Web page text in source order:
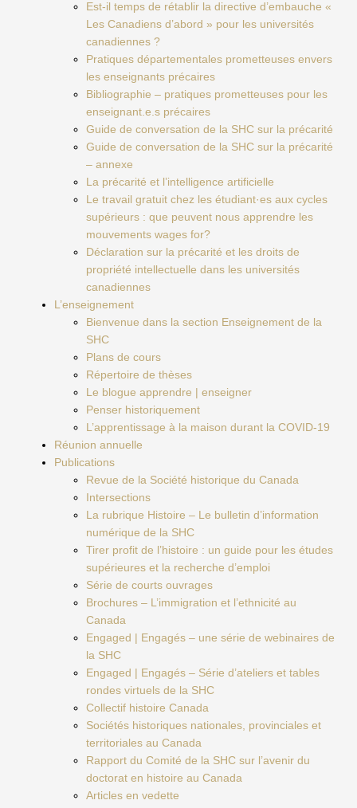
Est-il temps de rétablir la directive d’embauche «
Les Canadiens d’abord » pour les universités
canadiennes ?
Pratiques départementales prometteuses envers
les enseignants précaires
Bibliographie – pratiques prometteuses pour les
enseignant.e.s précaires
Guide de conversation de la SHC sur la précarité
Guide de conversation de la SHC sur la précarité
– annexe
La précarité et l’intelligence artificielle
Le travail gratuit chez les étudiant·es aux cycles
supérieurs : que peuvent nous apprendre les
mouvements wages for?
Déclaration sur la précarité et les droits de
propriété intellectuelle dans les universités
canadiennes
L’enseignement
Bienvenue dans la section Enseignement de la
SHC
Plans de cours
Répertoire de thèses
Le blogue apprendre | enseigner
Penser historiquement
L’apprentissage à la maison durant la COVID-19
Réunion annuelle
Publications
Revue de la Société historique du Canada
Intersections
La rubrique Histoire – Le bulletin d’information
numérique de la SHC
Tirer profit de l’histoire : un guide pour les études
supérieures et la recherche d’emploi
Série de courts ouvrages
Brochures – L’immigration et l’ethnicité au
Canada
Engaged | Engagés – une série de webinaires de
la SHC
Engaged | Engagés – Série d’ateliers et tables
rondes virtuels de la SHC
Collectif histoire Canada
Sociétés historiques nationales, provinciales et
territoriales au Canada
Rapport du Comité de la SHC sur l’avenir du
doctorat en histoire au Canada
Articles en vedette